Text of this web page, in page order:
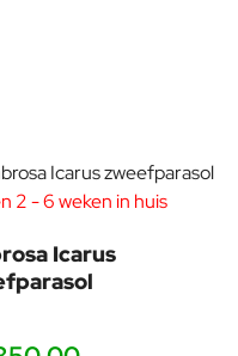
2 - 6 weken in huis
Icarus